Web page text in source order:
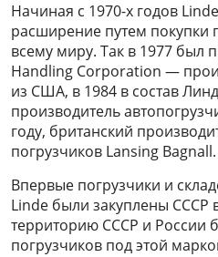
Начиная с 1970-х годов
расширение путем покупки
всему миру. Так в 1977 был
Handling Corporation —
из США, в 1984 в состав
производитель
году, британский
погрузчиков Lansing Bagnall.
Впервые погрузчики и
Linde были закуплены СССР
территорию СССР и России
погрузчиков под этой